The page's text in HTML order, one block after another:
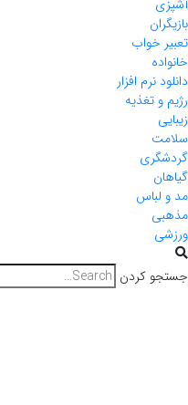
آشپزی
بازیگران
تعبیر خواب
خانواده
دانلود نرم افزار
رژیم و تغذیه
زیبایی
سلامت
گردشگری
گیاهان
مد و لباس
مذهبی
ورزشی
جستجو کردن